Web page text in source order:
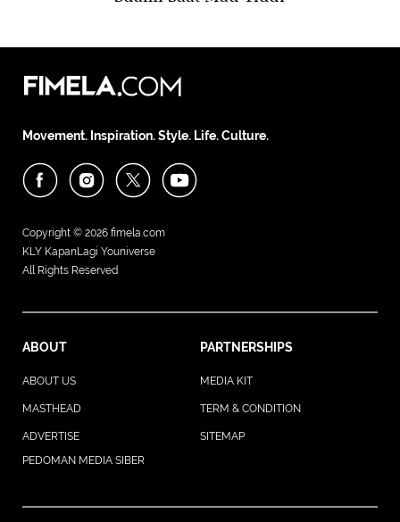
Movement. Inspiration. Style. Life. Culture.
Copyright © 2026 fimela.com
KLY KapanLagi Youniverse
All Rights Reserved
ABOUT PARTNERSHIPS
ABOUT US MEDIA KIT
MASTHEAD TERM & CONDITION
ADVERTISE
SITEMAP
PEDOMAN MEDIA SIBER